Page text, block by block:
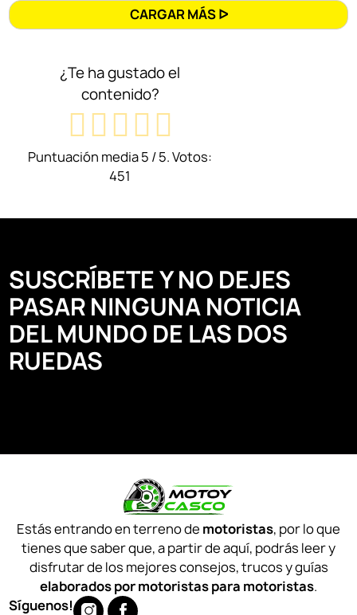
CARGAR MÁS ᐅ
¿Te ha gustado el
contenido?
Puntuación media5 / 5. Votos:
451
SUSCRÍBETE Y NO DEJES
PASAR NINGUNA NOTICIA
DEL MUNDO DE LAS DOS
RUEDAS
Estás entrando en terreno de motoristas, por lo que
tienes que saber que, a partir de aquí, podrás leer y
disfrutar de los mejores consejos, trucos y guías
elaborados por motoristas para motoristas.
Síguenos!